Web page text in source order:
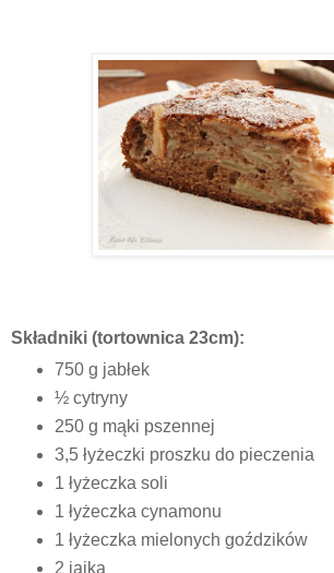
Składniki (tortownica 23cm):
750 g jabłek
½ cytryny
250 g mąki pszennej
3,5 łyżeczki proszku do pieczenia
1 łyżeczka soli
1 łyżeczka cynamonu
1 łyżeczka mielonych goździków
2 jajka